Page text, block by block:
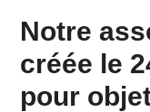
Notre
créée le
pour